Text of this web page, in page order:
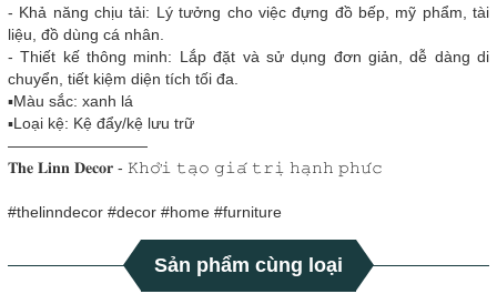
- Khả năng chịu tải: Lý tưởng cho việc đựng đồ bếp, mỹ phẩm, tài
liệu, đồ dùng cá nhân.
- Thiết kế thông minh: Lắp đặt và sử dụng đơn giản, dễ dàng di
chuyển, tiết kiệm diện tích tối đa.
▪️Màu sắc: xanh lá
▪️Loại kệ: Kệ đẩy/kệ lưu trữ
—————————
𝐓𝐡𝐞 𝐋𝐢𝐧𝐧 𝐃𝐞𝐜𝐨𝐫 - 𝙺𝚑𝚘̛̉𝚒 𝚝𝚊̣𝚘 𝚐𝚒𝚊́ 𝚝𝚛𝚒̣ 𝚑𝚊̣𝚗𝚑 𝚙𝚑𝚞́𝚌
#thelinndecor #decor #home #furniture
Sản phẩm cùng loại